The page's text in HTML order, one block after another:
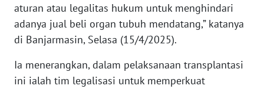
aturan atau legalitas hukum untuk menghindari
adanya jual beli organ tubuh mendatang,” katanya
di Banjarmasin, Selasa (15/4/2025).
Ia menerangkan, dalam pelaksanaan transplantasi
ini ialah tim legalisasi untuk memperkuat
WN
JABAR
WN
BANTEN